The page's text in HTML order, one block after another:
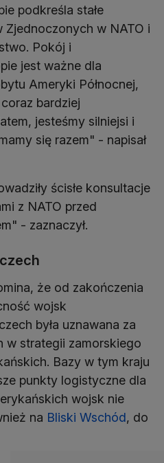
podkreśla stałe
Zjednoczonych w NATO i
Pokój i
jest ważne dla
Ameryki Północnej,
bardziej
jesteśmy silniejsi i
się razem" - napisał
ścisłe konsultacje
z NATO przed
- zaznaczył.
że od zakończenia
wojsk
była uznawana za
w strategii zamorskiego
Bazy w tym kraju
punkty logistyczne dla
wojsk nie
na Bliski Wschód, do